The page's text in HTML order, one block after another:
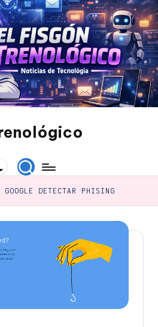
GOOGLE DETECTAR PHISING